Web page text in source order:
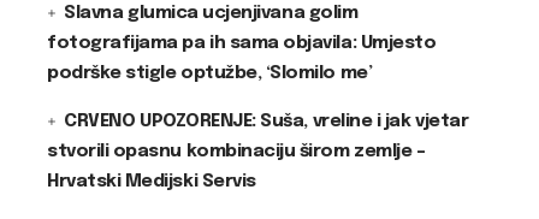
Slavna glumica ucjenjivana golim
fotografijama pa ih sama objavila: Umjesto
podrške stigle optužbe, ‘Slomilo me’
CRVENO UPOZORENJE: Suša, vreline i jak vjetar
stvorili opasnu kombinaciju širom zemlje –
Hrvatski Medijski Servis